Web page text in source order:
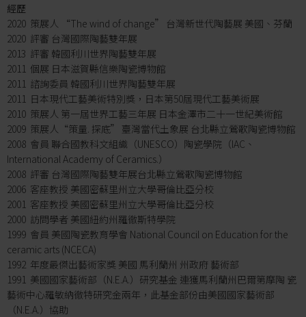
經歷
2020 策展人 “The wind of change” 台灣新世代陶藝展 美國、芬蘭
2020 評審 台灣國際陶藝雙年展
2013 評審 韓國利川世界陶藝雙年展
2011 個展 日本滋賀縣信樂陶瓷博物館
2011 諮詢委員 韓國利川世界陶藝雙年展
2011 日本現代工藝美術特別獎，日本第50屆現代工藝美術展
2010 策展人 第一屆世界工藝三年展 日本金澤市二十一世紀美術館
2009 策展人“策量. 探底” 臺灣當代土象展 台北縣立鶯歌陶瓷博物館
2008 會員 聯合國教科文組織（UNESCO）陶瓷學院（IAC、
International Academy of Ceramics.）
2008 評審 台灣國際陶藝雙年展台北縣立鶯歌陶瓷博物館
2006 客座教授 美國密蘇里州立大學哥倫比亞分校
2001 客座教授 美國密蘇里州立大學哥倫比亞分校
2000 訪問學者 美國紐約州羅徹斯特學院
1999 會員 美國陶瓷教育學會 National Council on Education for the
ceramic arts (NCECA)
1992 年度最傑出藝術家獎 美國 馬利蘭州 州政府 藝術部
1991 美國國家藝術部（N.E.A.）研究基金 連獲馬利蘭州巴爾第摩陶 瓷
藝術中心羅敏納徹特研究金兩年，此基金部份由美國國家藝術部
（N.E.A.）協助